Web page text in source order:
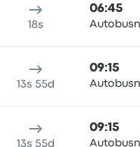
18s
06:45
13s 55d
09:15
13s 55d
09:15